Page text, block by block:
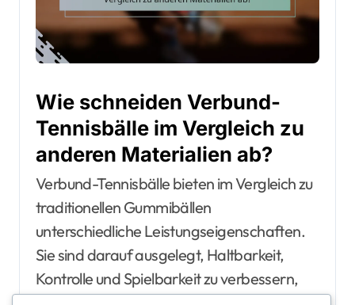
Wie schneiden Verbund-
Tennisbälle im Vergleich zu
anderen Materialien ab?
Verbund-Tennisbälle bieten im Vergleich zu
traditionellen Gummibällen
unterschiedliche Leistungseigenschaften.
Sie sind darauf ausgelegt, Haltbarkeit,
Kontrolle und Spielbarkeit zu verbessern,